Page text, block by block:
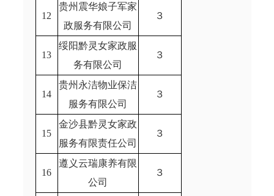
12
贵州震华娘子军家
政服务有限公司
３
13
绥阳黔灵女家政服
务有限公司
３
14
贵州永洁物业保洁
服务有限公司
３
15
金沙县黔灵女家政
服务有限责任公司
３
16
遵义云瑞康养有限
公司
３